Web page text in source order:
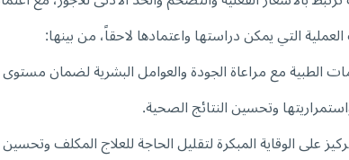
التي يمكن دراستها واعتمادها لاحقاً، من بينها:
الطبية مع مراعاة الجودة والعوامل البشرية لضمان
وتحسين النتائج الصحية.
على الوقاية المبكرة لتقليل الحاجة للعلاج المكلف